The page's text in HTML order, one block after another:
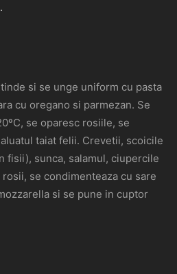
si se unge uniform cu pasta
cu oregano si parmezan. Se
se oparesc rosiile, se
taiat felii. Crevetii, scoicile
fisii), sunca, salamul, ciupercile
se condimenteaza cu sare
si se pune in cuptor